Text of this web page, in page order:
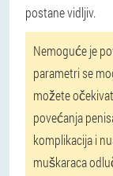
postane vidljiv.
Nemoguće je
parametri se
možete
povećanja
komplikacija i
muškaraca